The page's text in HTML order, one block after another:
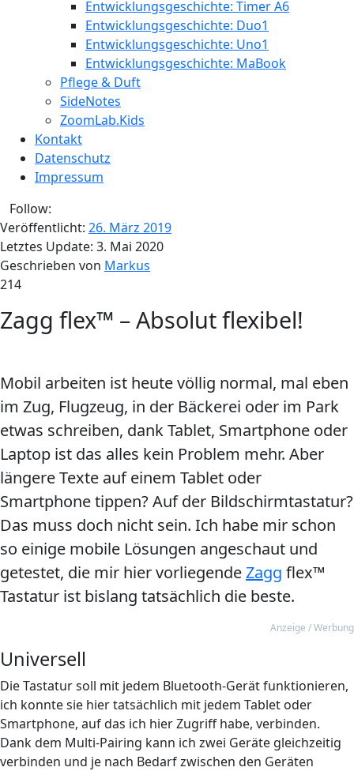
Entwicklungsgeschichte: Timer A6
Entwicklungsgeschichte: Duo1
Entwicklungsgeschichte: Uno1
Entwicklungsgeschichte: MaBook
Pflege & Duft
SideNotes
ZoomLab.Kids
Kontakt
Datenschutz
Impressum
Follow:
Veröffentlicht: 26. März 2019
Letztes Update: 3. Mai 2020
Geschrieben von Markus
214
Zagg flex™ – Absolut flexibel!
Mobil arbeiten ist heute völlig normal, mal eben
im Zug, Flugzeug, in der Bäckerei oder im Park
etwas schreiben, dank Tablet, Smartphone oder
Laptop ist das alles kein Problem mehr. Aber
längere Texte auf einem Tablet oder
Smartphone tippen? Auf der Bildschirmtastatur?
Das muss doch nicht sein. Ich habe mir schon
so einige mobile Lösungen angeschaut und
getestet, die mir hier vorliegendeZagg flex™
Tastatur ist bislang tatsächlich die beste.
Anzeige / Werbung
Universell
Die Tastatur soll mit jedem Bluetooth-Gerät funktionieren,
ich konnte sie hier tatsächlich mit jedem Tablet oder
Smartphone, auf das ich hier Zugriff habe, verbinden.
Dank dem Multi-Pairing kann ich zwei Geräte gleichzeitig
verbinden und je nach Bedarf zwischen den Geräten